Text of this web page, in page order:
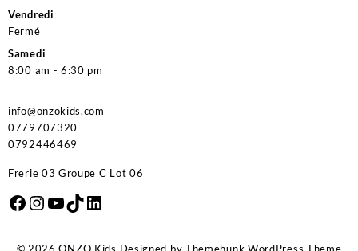
Vendredi
Fermé
Samedi
8:00 am - 6:30 pm
info@onzokids.com
0779707320
0792446469
Frerie 03 Groupe C Lot 06
Facebook
Instagram
YouTube
TikTok
LinkedIn